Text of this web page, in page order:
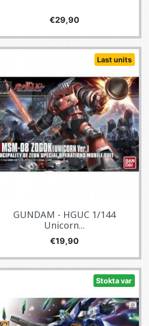
Fiyat
€29,90
Last units
GUNDAM - HGUC 1/144
Unicorn...
Fiyat
€19,90
Stokta var